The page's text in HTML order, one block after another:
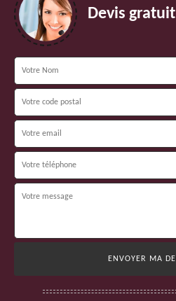
Devis gratuit